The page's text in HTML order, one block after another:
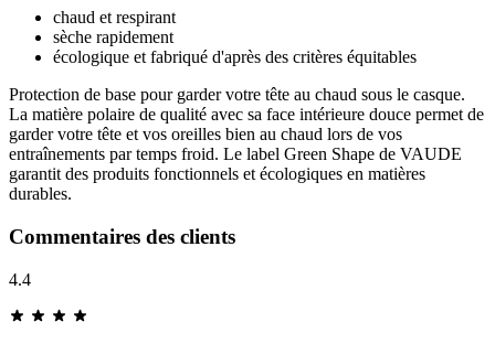
chaud et respirant
sèche rapidement
écologique et fabriqué d'après des critères équitables
Protection de base pour garder votre tête au chaud sous le casque.
La matière polaire de qualité avec sa face intérieure douce permet de
garder votre tête et vos oreilles bien au chaud lors de vos
entraînements par temps froid. Le label Green Shape de VAUDE
garantit des produits fonctionnels et écologiques en matières
durables.
Commentaires des clients
4.4